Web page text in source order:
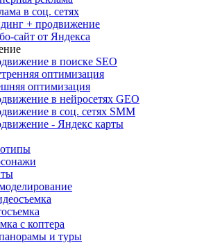
в соц. сетях
+ продвижение
сайт от Яндекса
в поиске SEO
оптимизация
оптимизация
в нейросетях GEO
в соц. сетях SMM
- Яндекс карты
с коптера
и туры